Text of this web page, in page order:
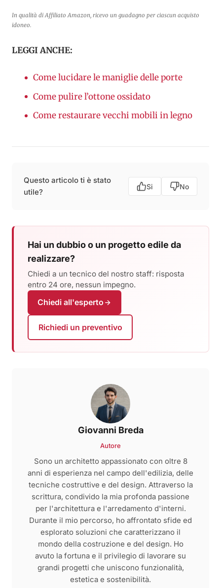
In qualità di Affiliato Amazon, ricevo un guadagno per ciascun acquisto
idoneo.
LEGGI ANCHE:
Come lucidare le maniglie delle porte
Come pulire l’ottone ossidato
Come restaurare vecchi mobili in legno
Questo articolo ti è stato
utile?
Si No
Hai un dubbio o un progetto edile da
realizzare?
Chiedi a un tecnico del nostro staff: risposta
entro 24 ore, nessun impegno.
Chiedi all'esperto
Richiedi un preventivo
Giovanni Breda
Autore
Sono un architetto appassionato con oltre 8
anni di esperienza nel campo dell'edilizia, delle
tecniche costruttive e del design. Attraverso la
scrittura, condivido la mia profonda passione
per l'architettura e l'arredamento d'interni.
Durante il mio percorso, ho affrontato sfide ed
esplorato soluzioni che caratterizzano il
mondo della costruzione e del design. Ho
avuto la fortuna e il privilegio di lavorare su
grandi progetti che uniscono funzionalità,
estetica e sostenibilità.